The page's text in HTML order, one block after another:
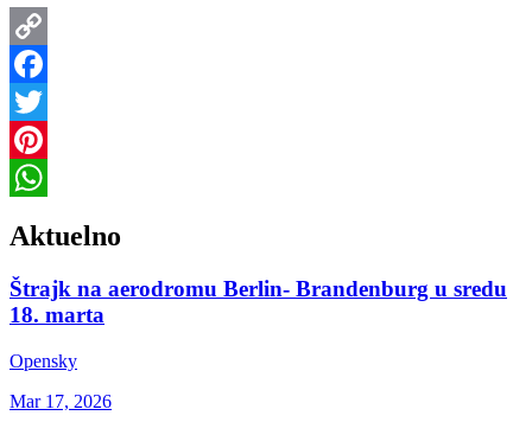
Copy
Link
Facebook
Twitter
Pinterest
Aktuelno
Štrajk na aerodromu Berlin- Brandenburg u sredu
18. marta
Opensky
Mar 17, 2026